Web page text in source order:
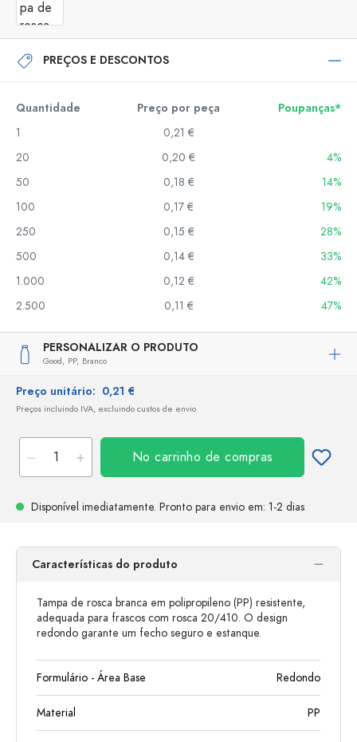
PREÇOS E DESCONTOS
Quantidade Preço por peça
Poupanças*
1
0,21 €
20
0,20 €
4%
50
0,18 €
14%
100
0,17 €
19%
250
0,15 €
28%
500
0,14 €
33%
1.000
0,12 €
42%
2.500
0,11 € 47%
PERSONALIZAR O PRODUTO
Good, PP, Branco
Preço unitário: 0,21 €
Preços incluindo IVA, excluindo custos de envio
No carrinho de compras
Disponível imediatamente. Pronto para envio em: 1-2 dias
Características do produto
Tampa de rosca branca em polipropileno (PP) resistente,
adequada para frascos com rosca 20/410. O design
redondo garante um fecho seguro e estanque.
Formulário - Área Base Redondo
Material PP